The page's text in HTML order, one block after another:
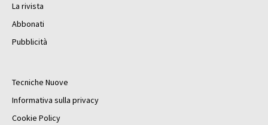
La rivista
Abbonati
Pubblicità
Tecniche Nuove
Informativa sulla privacy
Cookie Policy